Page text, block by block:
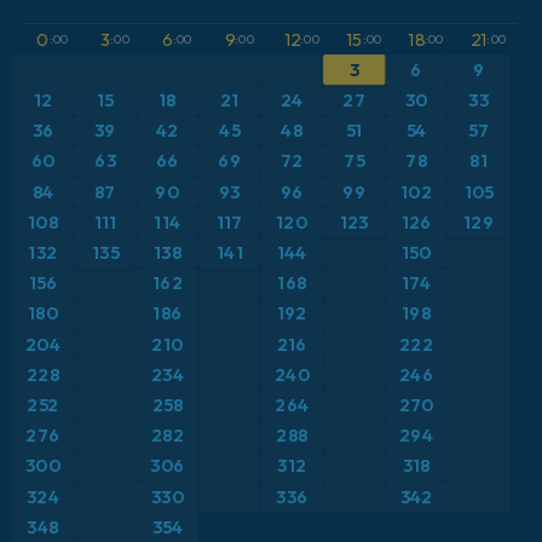
ICON Alemanha 2 km
Caribe
Escandinávia
Estados Unidos
Europa
França
Grécia
Islândia
Anomalia de temperatura a 850 hPa
CAPE
Ponto de orvalho a 2 m
Profundidade da neve
Rajadas de Vento Máximas
Rajadas de vento
Temperatura a 2 m
0 :00 3:00 6:00 9:00 12:00 15 :00 18:00 21:00
3 6 9
12 15 18 21 24 27 30
33
36
39 42 45 48 51 54
57
60
63 66 69 72 75 78
81
84
87 90 93 96 99 102
105
108
111 114 117 120 123 126
129
132
135 138 141 144 150
156 162 168 174
180 186 192
198
204
210 216
222
228
234 240
246
252
258 264 270
276 282 288 294
300 306 312
318
324
330 336
342
348
354